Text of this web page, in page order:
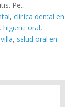
Pe...
, clínica dental en
, higiene oral,
, salud oral en